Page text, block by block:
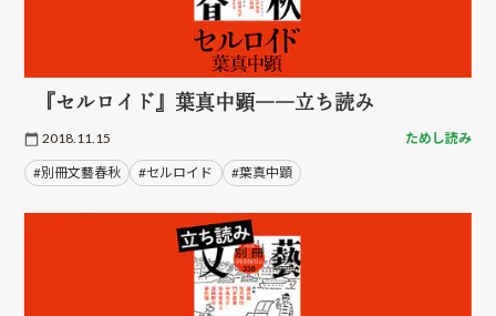
『セルロイド』葉真中顕――立ち読み
2018.11.15 ためし読み
#別冊文藝春秋 #セルロイド #葉真中顕